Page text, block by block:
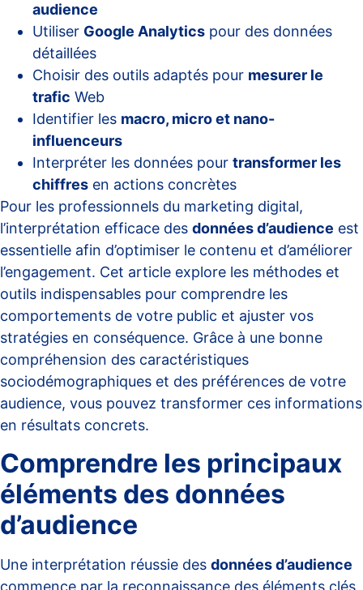
audience
Utiliser Google Analytics pour des données
détaillées
Choisir des outils adaptés pour mesurer le
trafic Web
Identifier les macro, micro et nano-
influenceurs
Interpréter les données pour transformer les
chiffres en actions concrètes
Pour les professionnels du marketing digital,
l’interprétation efficace des données d’audience est
essentielle afin d’optimiser le contenu et d’améliorer
l’engagement. Cet article explore les méthodes et
outils indispensables pour comprendre les
comportements de votre public et ajuster vos
stratégies en conséquence. Grâce à une bonne
compréhension des caractéristiques
sociodémographiques et des préférences de votre
audience, vous pouvez transformer ces informations
en résultats concrets.
Comprendre les principaux
éléments des données
d’audience
Une interprétation réussie des données d’audience
commence par la reconnaissance des éléments clés